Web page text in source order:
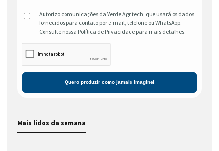
Autorizo comunicações da Verde Agritech, que usará os dados
fornecidos para contato por e-mail, telefone ou WhatsApp.
Consulte nossa Política de Privacidade para mais detalhes.
Mais lidos da semana